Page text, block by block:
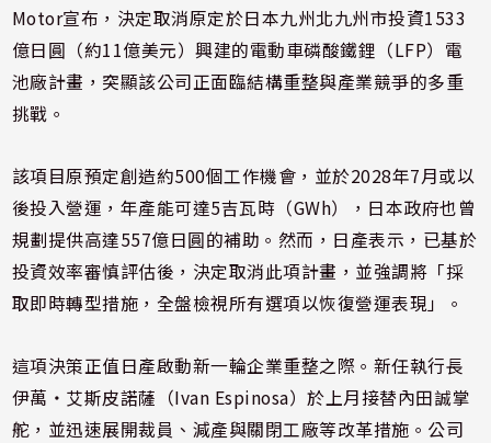
Motor宣布，決定取消原定於日本九州北九州市投資1533
億日圓（約11億美元）興建的電動車磷酸鐵鋰（LFP）電
池廠計畫，突顯該公司正面臨結構重整與產業競爭的多重
挑戰。
該項目原預定創造約500個工作機會，並於2028年7月或以
後投入營運，年產能可達5吉瓦時（GWh），日本政府也曾
規劃提供高達557億日圓的補助。然而，日產表示，已基於
投資效率審慎評估後，決定取消此項計畫，並強調將「採
取即時轉型措施，全盤檢視所有選項以恢復營運表現」。
這項決策正值日產啟動新一輪企業重整之際。新任執行長
伊萬・艾斯皮諾薩（Ivan Espinosa）於上月接替內田誠掌
舵，並迅速展開裁員、減產與關閉工廠等改革措施。公司